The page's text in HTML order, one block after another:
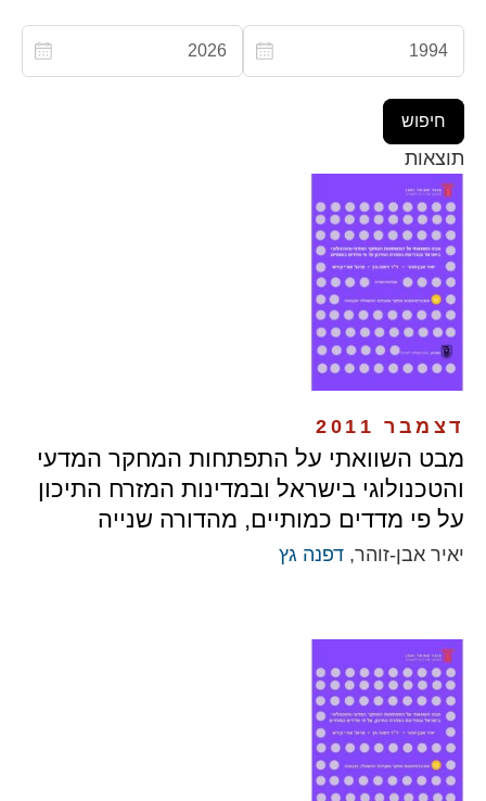
תוצאות
דצמבר 2011
מבט השוואתי על התפתחות המחקר המדעי
והטכנולוגי בישראל ובמדינות המזרח התיכון
על פי מדדים כמותיים, מהדורה שנייה
יאיר אבן-זוהר, דפנה גץ